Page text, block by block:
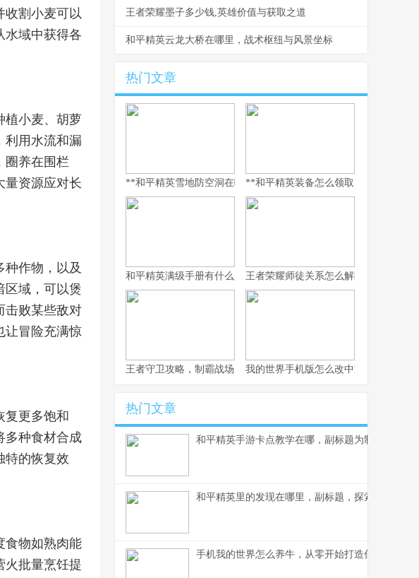
收割小麦可以
水域中获得各
植小麦、胡萝
利用水流和漏
圈养在围栏
量资源应对长
作物，以及
区域，可以煲
击败某些敌对
让冒险充满惊
复更多饱和
多种食材合成
特的恢复效
食物如熟肉能
火批量烹饪提
王者荣耀墨子多少钱,英雄价值与获取之道
和平精英云龙大桥在哪里，战术枢纽与风景坐标
热门文章
**和平精英雪地防空洞在哪里，副标题，冰封秘境与战术宝库探寻
**和平精英装备怎么领取，资深玩家
和平精英满级手册有什么用，解锁巅峰体验的多维钥匙
王者荣耀师徒关系怎么解除，游戏情谊
王者守卫攻略，制霸战场的不败法则，副标题，资深玩家的战术精
我的世界手机版怎么改中文，一份玩家
热门文章
和平精英手游卡点教学在哪，副标题为制胜关键点
和平精英里的发现在哪里，副标题，探索游戏世界
手机我的世界怎么养牛，从零开始打造你的牧场帝